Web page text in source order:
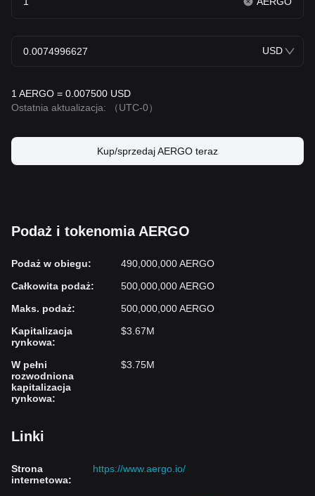
USD
1 AERGO = 0.007500 USD
Ostatnia aktualizacja:
（UTC-0）
Kup/sprzedaj AERGO teraz
Podaż i tokenomia AERGO
Podaż w obiegu:
490,000,000 AERGO
Całkowita podaż:
500,000,000 AERGO
Maks. podaż:
500,000,000 AERGO
Kapitalizacja
rynkowa:
$3.67M
W pełni
rozwodniona
kapitalizacja
rynkowa:
$3.75M
Linki
Strona
internetowa:
https://www.aergo.io/